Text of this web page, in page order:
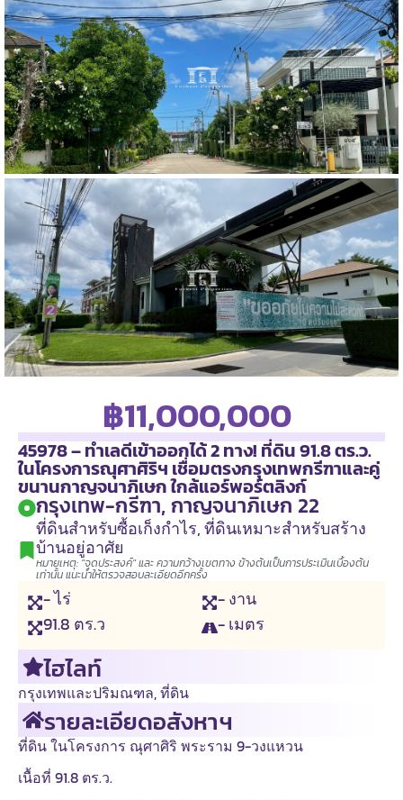
฿11,000,000
45978 – ทำเลดีเข้าออกได้ 2 ทาง! ที่ดิน 91.8 ตร.ว.
ในโครงการณุศาศิริฯ เชื่อมตรงกรุงเทพกรีฑาและคู่
ขนานกาญจนาภิเษก ใกล้แอร์พอร์ตลิงก์
กรุงเทพ-กรีฑา, กาญจนาภิเษก 22
ที่ดินสำหรับซื้อเก็งกำไร,ที่ดินเหมาะสำหรับสร้าง
บ้านอยู่อาศัย
หมายเหตุ: "จุดประสงค์" และ ความกว้างเขตทาง ข้างต้นเป็นการประเมินเบื้องต้น
เท่านั้น แนะนำให้ตรวจสอบละเอียดอีกครั้ง
- ไร่
- งาน
91.8 ตร.ว - เมตร
ไฮไลท์
กรุงเทพและปริมณฑล,ที่ดิน
รายละเอียดอสังหาฯ
ที่ดิน ในโครงการ ณุศาศิริ พระราม 9-วงแหวน
เนื้อที่ 91.8 ตร.ว.